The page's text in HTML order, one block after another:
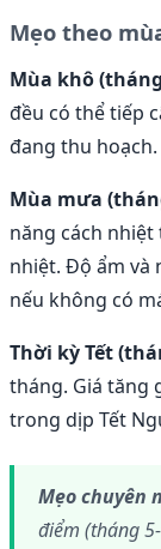
Mẹo theo
Mùa khô
đều có thể tiếp
đang thu
Mùa mưa
năng cách
nhiệt. Độ ẩm và
nếu không có
Thời kỳ Tết
tháng. Giá tăng
trong dịp Tết
Mẹo chuyên
điểm (tháng